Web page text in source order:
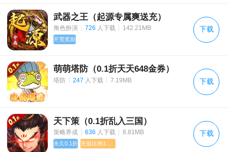
战斗增益系统
PVE玩法指南（二）
《猎魂觉醒》7月29日更新公告
《梦幻西游》2021年7月28日更新公告
《斗罗大陆2绝世唐门》3月19日全平台公测
《吞星》 停运公告
剑弑天下 本周合服方案初版如下
武器之王（起源专属爽送充）
角色扮演 | 726 人下载 | 142.21MB
开荒奖励
下载
萌萌塔防（0.1折天天648金券）
塔防 247 人下载 7.19MB 下载
天下策（0.1折乱入三国）
策略养成 | 636 人下载 | 8.81MB
永久0.1折
下载